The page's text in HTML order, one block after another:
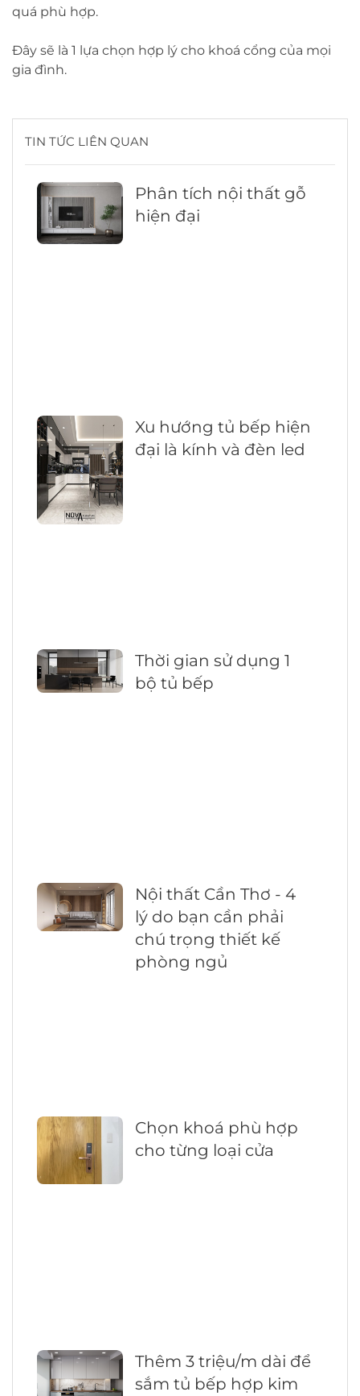
quá phù hợp.
Đây sẽ là 1 lựa chọn hợp lý cho khoá cổng của mọi
gia đình.
TIN TỨC LIÊN QUAN
Phân tích nội thất gỗ
hiện đại
Xu hướng tủ bếp hiện
đại là kính và đèn led
Thời gian sử dụng 1
bộ tủ bếp
Nội thất Cần Thơ - 4
lý do bạn cần phải
chú trọng thiết kế
phòng ngủ
Chọn khoá phù hợp
cho từng loại cửa
Thêm 3 triệu/m dài để
sắm tủ bếp hợp kim